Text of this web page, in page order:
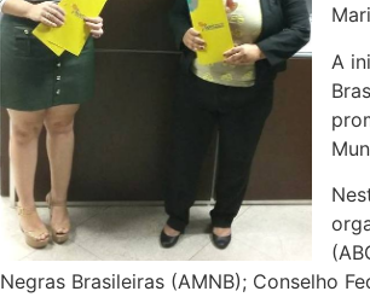
A
Negras Brasileiras (AMNB); Conselho